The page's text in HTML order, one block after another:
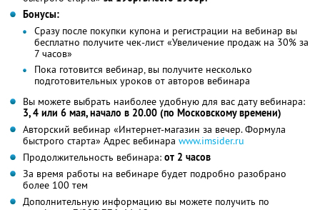
Бонусы:
Сразу после покупки купона и регистрации на вебинар вы
бесплатно получите чек-лист «Увеличение продаж на 30% за
7 часов»
Пока готовится вебинар, вы получите несколько
подготовительных уроков от авторов вебинара
Вы можете выбрать наиболее удобную для вас дату вебинара:
3, 4 или 6 мая, начало в 20.00 (по Московскому времени)
Авторский вебинар «Интернет-магазин за вечер. Формула
быстрого старта» Адрес вебинара www.imsider.ru
Продолжительность вебинара: от 2 часов
За время работы на вебинаре будет подробно разобрано
более 100 тем
Дополнительную информацию вы можете получить по